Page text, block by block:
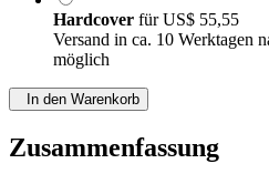
Hardcover fürUS$ 55,55
Versand in ca. 10 Werktagen
möglich
In den Warenkorb
Zusammenfassung